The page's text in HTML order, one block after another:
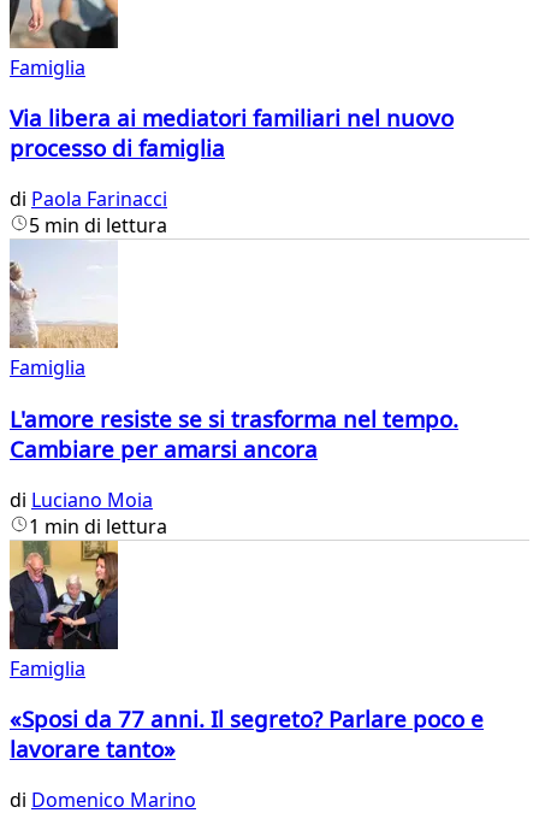
Famiglia
Via libera ai mediatori familiari nel nuovo
processo di famiglia
di Paola Farinacci
5 min di lettura
Famiglia
L'amore resiste se si trasforma nel tempo.
Cambiare per amarsi ancora
di Luciano Moia
1 min di lettura
Famiglia
«Sposi da 77 anni. Il segreto? Parlare poco e
lavorare tanto»
di Domenico Marino